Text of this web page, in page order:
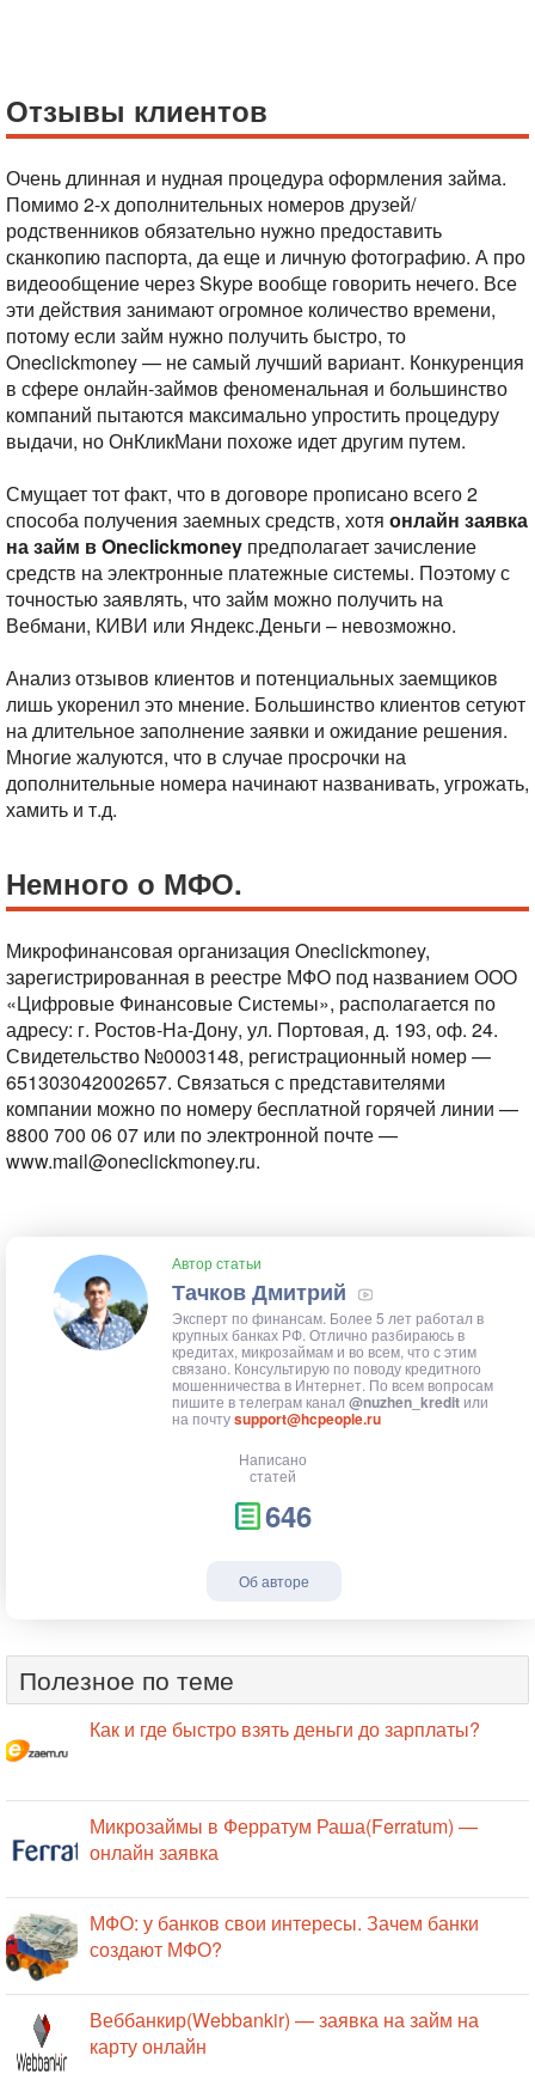
Отзывы клиентов
Очень длинная и нудная процедура оформления займа.
Помимо 2-х дополнительных номеров друзей/
родственников обязательно нужно предоставить
сканкопию паспорта, да еще и личную фотографию. А про
видеообщение через Skype вообще говорить нечего. Все
эти действия занимают огромное количество времени,
потому если займ нужно получить быстро, то
Oneclickmoney — не самый лучший вариант. Конкуренция
в сфере онлайн-займов феноменальная и большинство
компаний пытаются максимально упростить процедуру
выдачи, но ОнКликМани похоже идет другим путем.
Смущает тот факт, что в договоре прописано всего 2
способа получения заемных средств, хотя онлайн заявка
на займ в Oneclickmoney предполагает зачисление
средств на электронные платежные системы. Поэтому с
точностью заявлять, что займ можно получить на
Вебмани, КИВИ или Яндекс.Деньги – невозможно.
Анализ отзывов клиентов и потенциальных заемщиков
лишь укоренил это мнение. Большинство клиентов сетуют
на длительное заполнение заявки и ожидание решения.
Многие жалуются, что в случае просрочки на
дополнительные номера начинают названивать, угрожать,
хамить и т.д.
Немного о МФО.
Микрофинансовая организация Oneclickmoney,
зарегистрированная в реестре МФО под названием ООО
«Цифровые Финансовые Системы», располагается по
адресу: г. Ростов-На-Дону, ул. Портовая, д. 193, оф. 24.
Свидетельство №0003148, регистрационный номер —
651303042002657. Связаться с представителями
компании можно по номеру бесплатной горячей линии —
8800 700 06 07 или по электронной почте —
www.mail@oneclickmoney.ru.
Автор статьи
Тачков Дмитрий
Эксперт по финансам. Более 5 лет работал в
крупных банках РФ. Отлично разбираюсь в
кредитах, микрозаймам и во всем, что с этим
связано. Консультирую по поводу кредитного
мошенничества в Интернет. По всем вопросам
пишите в телеграм канал @nuzhen_kredit или
на почтуsupport@hcpeople.ru
Написано
статей
646
Об авторе
Полезное по теме
Как и где быстро взять деньги до зарплаты?
Микрозаймы в Ферратум Раша(Ferratum) —
онлайн заявка
МФО: у банков свои интересы. Зачем банки
создают МФО?
Веббанкир(Webbankir) — заявка на займ на
карту онлайн